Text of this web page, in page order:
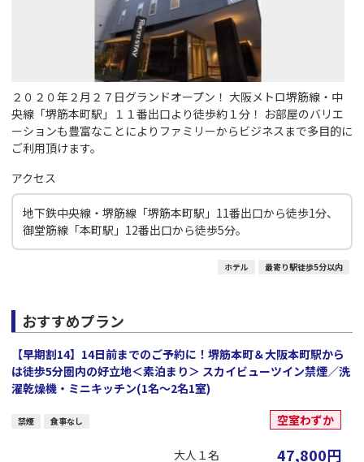
２０２０年２月２７日グランドオープン！ 大阪メトロ堺筋線・中
央線「堺筋本町駅」１１番出口より徒歩約１分！ お部屋のバリエ
ーションも豊富なことによりファミリーからビジネスまで多目的に
ご利用頂けます。
アクセス
地下鉄中央線・堺筋線「堺筋本町駅」11番出口から徒歩1分、
御堂筋線「本町駅」12番出口から徒歩5分。
ホテル 最寄り駅徒歩5分以内
おすすめプラン
【早期割14】14日前までのご予約に！堺筋本町＆大阪本町駅から
は徒歩5分圏内の好立地＜素泊まり＞ スカイビューツイン禁煙／洗
濯乾燥機・ミニキッチン(1名～2名1室)
禁煙 食事なし 空室わずか
大人１名 47,800円